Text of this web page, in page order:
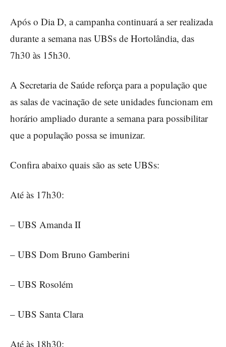
Após o Dia D, a campanha continuará a ser realizada
durante a semana nas UBSs de Hortolândia, das
7h30 às 15h30.
A Secretaria de Saúde reforça para a população que
as salas de vacinação de sete unidades funcionam em
horário ampliado durante a semana para possibilitar
que a população possa se imunizar.
Confira abaixo quais são as sete UBSs:
Até às 17h30:
– UBS Amanda II
– UBS Dom Bruno Gamberini
– UBS Rosolém
– UBS Santa Clara
Até às 18h30: